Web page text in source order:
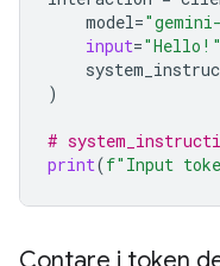
model=
input="Hello!"
)
#
print(f"Input